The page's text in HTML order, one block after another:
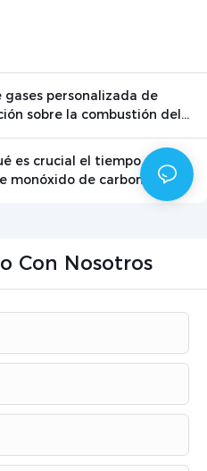
personalizada de
sobre la combustión del
es crucial el tiempo de
monóxido de carbono? -
Con Nosotros